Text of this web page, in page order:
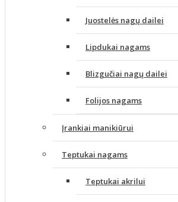
Juostelės nagų dailei
Lipdukai nagams
Blizgučiai nagų dailei
Folijos nagams
Įrankiai manikiūrui
Teptukai nagams
Teptukai akrilui